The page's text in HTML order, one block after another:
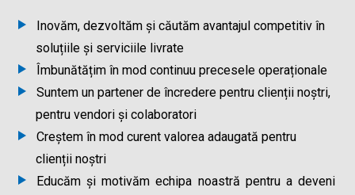
Inovăm, dezvoltăm și căutăm avantajul competitiv în
soluțiile și serviciile livrate
Îmbunătățim în mod continuu precesele operaționale
Suntem un partener de încredere pentru clienții noștri,
pentru vendori și colaboratori
Creștem în mod curent valorea adaugată pentru
clienții noștri
Educăm și motivăm echipa noastră pentru a deveni